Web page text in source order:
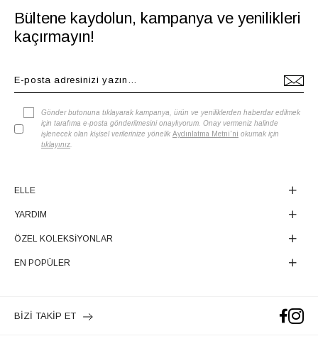
Bültene kaydolun, kampanya ve yenilikleri
kaçırmayın!
Gönder butonuna tıklayarak kampanya, ürün ve yeniliklerden haberdar edilmek
için tarafıma e-posta gönderilmesini onaylıyorum. Onay vermeniz halinde
işlenecek olan kişisel verilerinize yönelik Aydınlatma Metni'ni okumak için
tıklayınız
ELLE
YARDIM
ÖZEL KOLEKSİYONLAR
EN POPÜLER
BİZİ TAKİP ET